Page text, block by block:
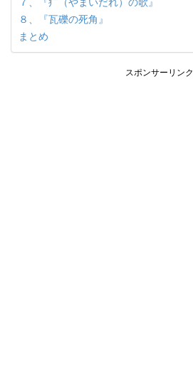
８、『瓦礫の死角』
まとめ
スポンサーリンク